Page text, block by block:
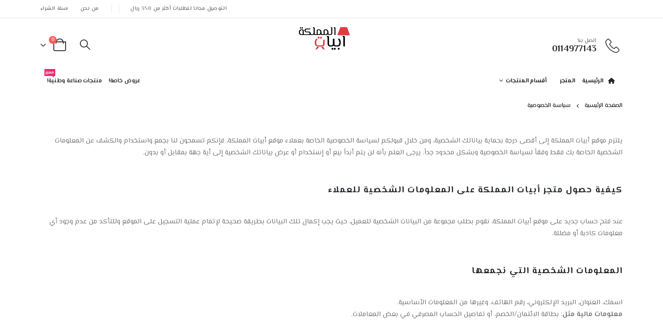
التوصيل مجانا للطلبات أكثر من 350 ريال من نحن سلة الشراء
اتصل بنا
0114977143
0
الرئيسية المتجر أقسام المنتجات عروض خاصة! منتجات صناعة وطنية!
مميز
الصفحة الرئيسية سياسة الخصوصية
يلتزم موقع أبيات المملكة إلى أقصى درجة بحماية بياناتك الشخصية، ومن خلال قبولكم لسياسة الخصوصية الخاصة بعملاء موقع أبيات المملكة، فإنكم تسمحون لنا بجمع واستخدام والكشف عن المعلومات
الشخصية الخاصة بك فقط وفقاً لسياسة الخصوصية وبشكل محدود جداً. يرجى العلم بأنه لن يتم أبداً بيع أو إستخدام أو عرض بياناتك الشخصية إلى أية جهة بمقابل أو بدون.
كيفية حصول متجر أبيات المملكة على المعلومات الشخصية للعملاء
عند فتح حساب جديد على موقع أبيات المملكة، نقوم بطلب مجموعة من البيانات الشخصية للعميل، حيث يجب إكمال تلك البيانات بطريقة صحيحة لإتمام عملية التسجيل على الموقع وللتأكد من عدم وجود أي
معلومات كاذبة أو مضللة.
المعلومات الشخصية التي نجمعها
اسمك، العنوان، البريد الإلكتروني، رقم الهاتف، وغيرها من المعلومات الأساسية.
معلومات مالية مثل: بطاقة الائتمان/الخصم، أو تفاصيل الحساب المصرفي في بعض المعاملات.